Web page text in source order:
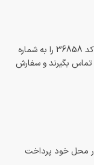
برای خرید این محصول به صورت کارت به کارت، کد 36858 را به شماره
شما تماس بگیرند و سفارش
محل خود پرداخت